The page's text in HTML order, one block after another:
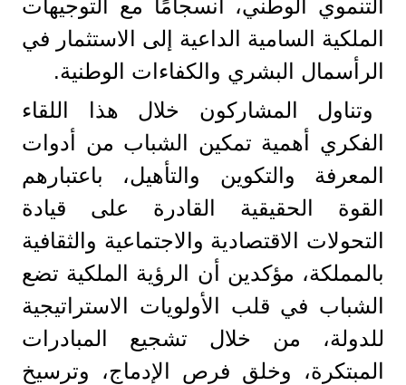
التنموي الوطني، انسجامًا مع التوجيهات
الملكية السامية الداعية إلى الاستثمار في
الرأسمال البشري والكفاءات الوطنية.
وتناول المشاركون خلال هذا اللقاء
الفكري أهمية تمكين الشباب من أدوات
المعرفة والتكوين والتأهيل، باعتبارهم
القوة الحقيقية القادرة على قيادة
التحولات الاقتصادية والاجتماعية والثقافية
بالمملكة، مؤكدين أن الرؤية الملكية تضع
الشباب في قلب الأولويات الاستراتيجية
للدولة، من خلال تشجيع المبادرات
المبتكرة، وخلق فرص الإدماج، وترسيخ